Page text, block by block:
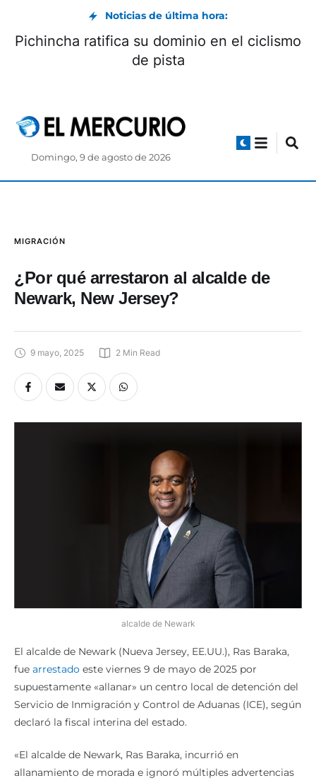
Noticias de última hora:
Pichincha ratifica su dominio en el ciclismo
de pista
Domingo, 9 de agosto de 2026
MIGRACIÓN
¿Por qué arrestaron al alcalde de
Newark, New Jersey?
9 mayo, 2025 2 Min Read
alcalde de Newark
El alcalde de Newark (Nueva Jersey, EE.UU.), Ras Baraka,
fue arrestado este viernes 9 de mayo de 2025 por
supuestamente «allanar» un centro local de detención del
Servicio de Inmigración y Control de Aduanas (ICE), según
declaró la fiscal interina del estado.
«El alcalde de Newark, Ras Baraka, incurrió en
allanamiento de morada e ignoró múltiples advertencias